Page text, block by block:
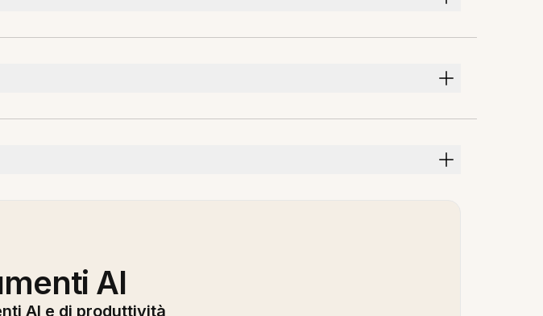
AI
AI e di produttività